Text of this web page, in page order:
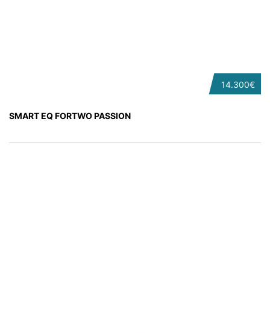
14.300€
SMART EQ FORTWO PASSION